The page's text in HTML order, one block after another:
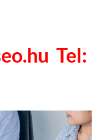
Tel: